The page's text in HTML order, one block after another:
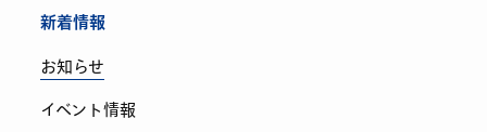
新着情報
お知らせ
イベント情報